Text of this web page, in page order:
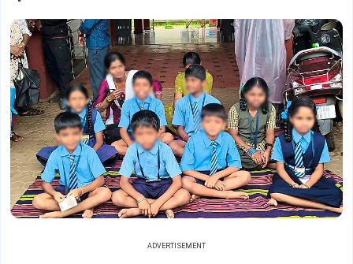
ADVERTISEMENT